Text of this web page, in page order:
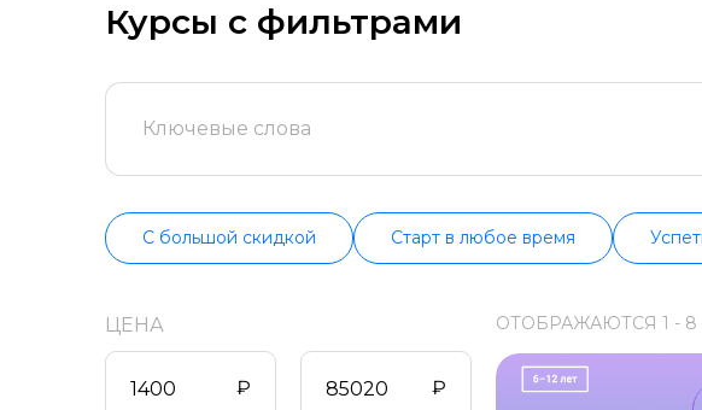
Курсы с фильтрами
С большой скидкой Старт в любое время
ЦЕНА
₽ ₽
ОТОБРАЖАЮТСЯ 1 - 8